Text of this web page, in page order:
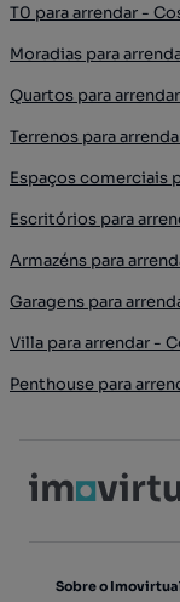
T0 para arrendar -
Moradias para
Quartos para
Terrenos para
Espaços comerciais
Escritórios para
Armazéns para
Garagens para
Villa para arrendar -
Penthouse para
Sobre o